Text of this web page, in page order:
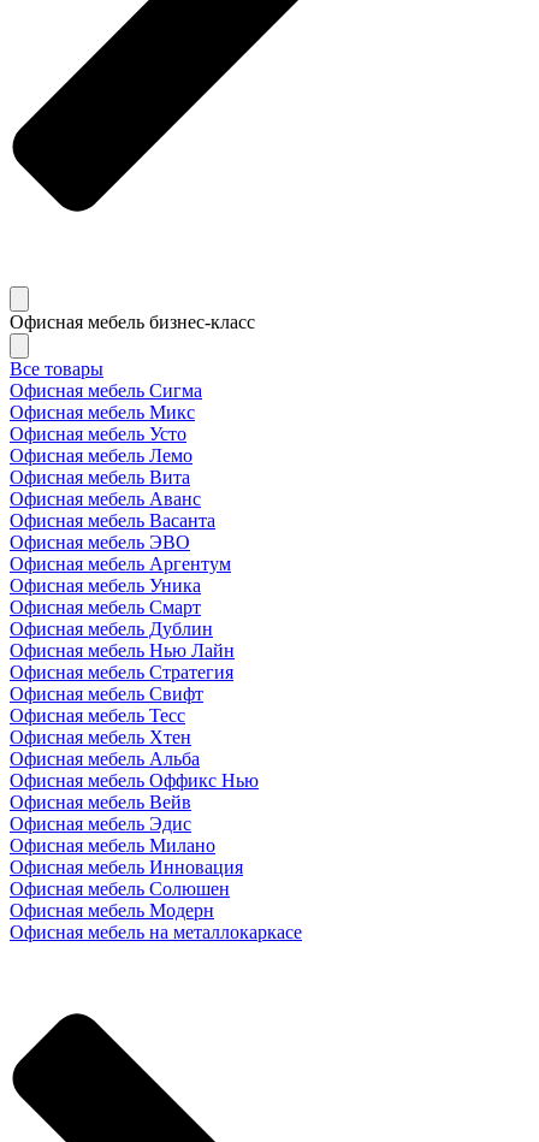
Офисная мебель бизнес-класс
Все товары
Офисная мебель Сигма
Офисная мебель Микс
Офисная мебель Усто
Офисная мебель Лемо
Офисная мебель Вита
Офисная мебель Аванс
Офисная мебель Васанта
Офисная мебель ЭВО
Офисная мебель Аргентум
Офисная мебель Уника
Офисная мебель Смарт
Офисная мебель Дублин
Офисная мебель Нью Лайн
Офисная мебель Стратегия
Офисная мебель Свифт
Офисная мебель Тесс
Офисная мебель Хтен
Офисная мебель Альба
Офисная мебель Оффикс Нью
Офисная мебель Вейв
Офисная мебель Эдис
Офисная мебель Милано
Офисная мебель Инновация
Офисная мебель Солюшен
Офисная мебель Модерн
Офисная мебель на металлокаркасе